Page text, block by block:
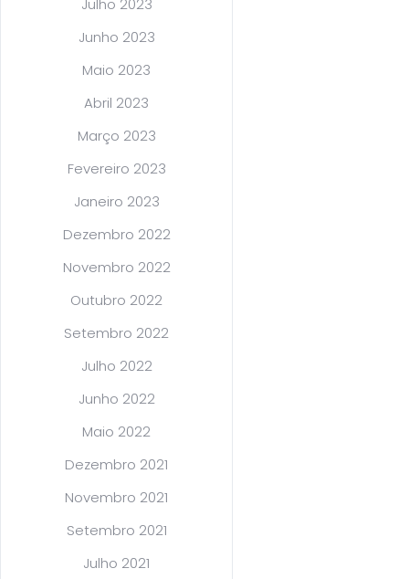
Julho 2023
Junho 2023
Maio 2023
Abril 2023
Março 2023
Fevereiro 2023
Janeiro 2023
Dezembro 2022
Novembro 2022
Outubro 2022
Setembro 2022
Julho 2022
Junho 2022
Maio 2022
Dezembro 2021
Novembro 2021
Setembro 2021
Julho 2021